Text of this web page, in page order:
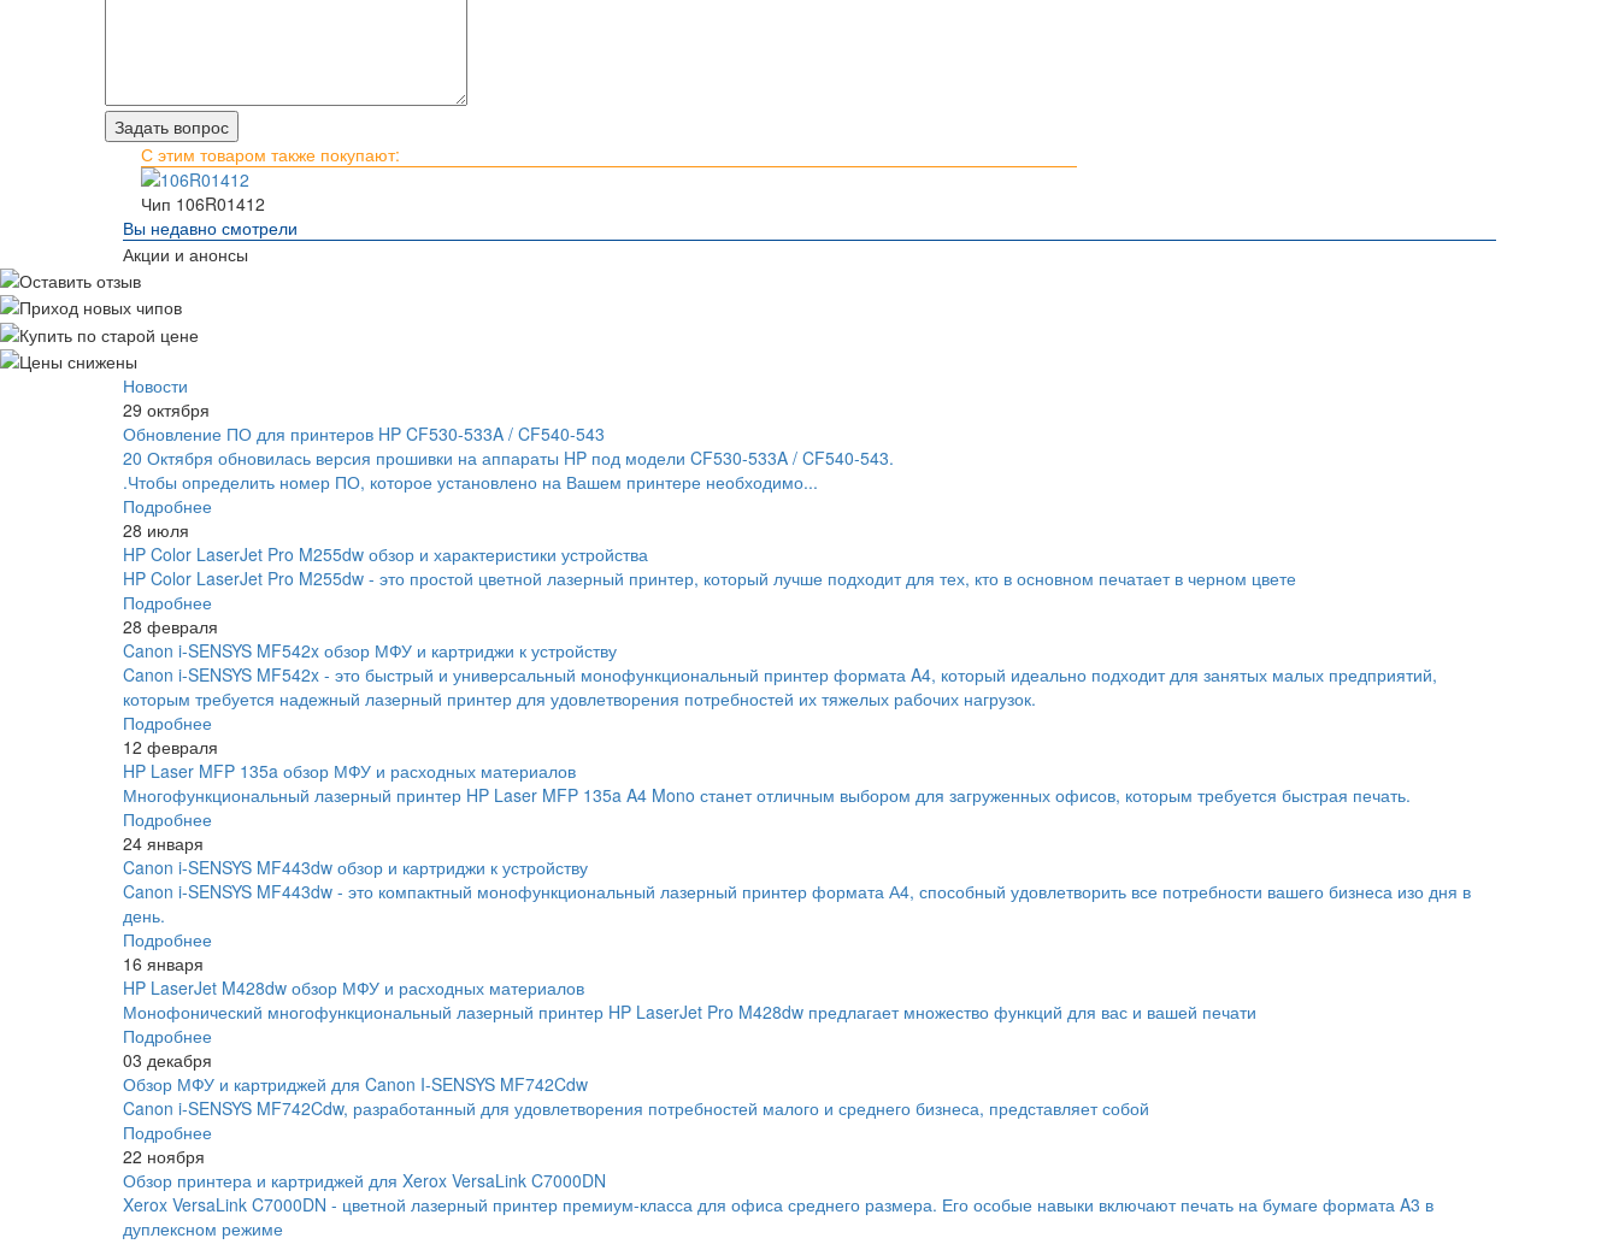
С этим товаром также покупают:
Чип 106R01412
Вы недавно смотрели
Акции и анонсы
Новости
29 октября
Обновление ПО для принтеров HP CF530-533A / CF540-543
20 Октября обновилась версия прошивки на аппараты HP под модели CF530-533A / CF540-543.
.Чтобы определить номер ПО, которое установлено на Вашем принтере необходимо...
Подробнее
28 июля
HP Color LaserJet Pro M255dw обзор и характеристики устройства
HP Color LaserJet Pro M255dw - это простой цветной лазерный принтер, который лучше подходит для тех, кто в основном печатает в черном цвете
Подробнее
28 февраля
Canon i-SENSYS MF542x обзор МФУ и картриджи к устройству
Canon i-SENSYS MF542x - это быстрый и универсальный монофункциональный принтер формата A4, который идеально подходит для занятых малых предприятий,
которым требуется надежный лазерный принтер для удовлетворения потребностей их тяжелых рабочих нагрузок.
Подробнее
12 февраля
HP Laser MFP 135a обзор МФУ и расходных материалов
Многофункциональный лазерный принтер HP Laser MFP 135a A4 Mono станет отличным выбором для загруженных офисов, которым требуется быстрая печать.
Подробнее
24 января
Canon i-SENSYS MF443dw обзор и картриджи к устройству
Canon i-SENSYS MF443dw - это компактный монофункциональный лазерный принтер формата А4, способный удовлетворить все потребности вашего бизнеса изо дня в
день.
Подробнее
16 января
HP LaserJet M428dw обзор МФУ и расходных материалов
Монофонический многофункциональный лазерный принтер HP LaserJet Pro M428dw предлагает множество функций для вас и вашей печати
Подробнее
03 декабря
Обзор МФУ и картриджей для Canon I-SENSYS MF742Cdw
Canon i-SENSYS MF742Cdw, разработанный для удовлетворения потребностей малого и среднего бизнеса, представляет собой
Подробнее
22 ноября
Обзор принтера и картриджей для Xerox VersaLink C7000DN
Xerox VersaLink C7000DN - цветной лазерный принтер премиум-класса для офиса среднего размера. Его особые навыки включают печать на бумаге формата A3 в
дуплексном режиме